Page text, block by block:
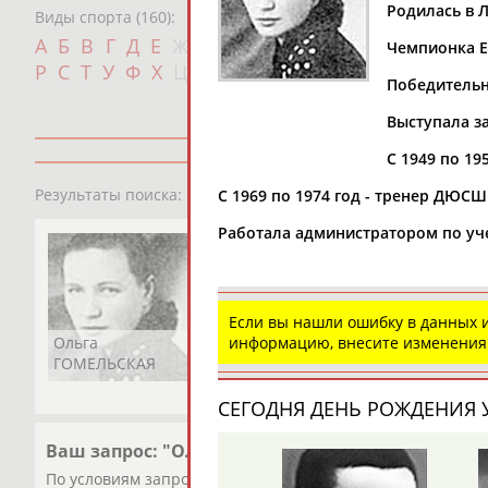
Виды спорта (160):
А Б В Г Д Е И К Л М Н О
П
Р С Т У Ф Х Ш Щ Э Ю Я
Результаты поиска: персона
Ольга
ГОМЕЛЬСКАЯ
Ваш запрос: "Ольга ГОМЕЛЬСКАЯ (ЖУРАВЛЕВА)"
По условиям запроса публикаций нет
Родилась в
Чемпионка
Выступала
С 1949 по
С 1969 по 1974 год - тренер
Работала администратором по
Если вы нашли ошибку в данных
информацию, внесите изменения
СЕГОДНЯ ДЕНЬ РОЖДЕНИЯ